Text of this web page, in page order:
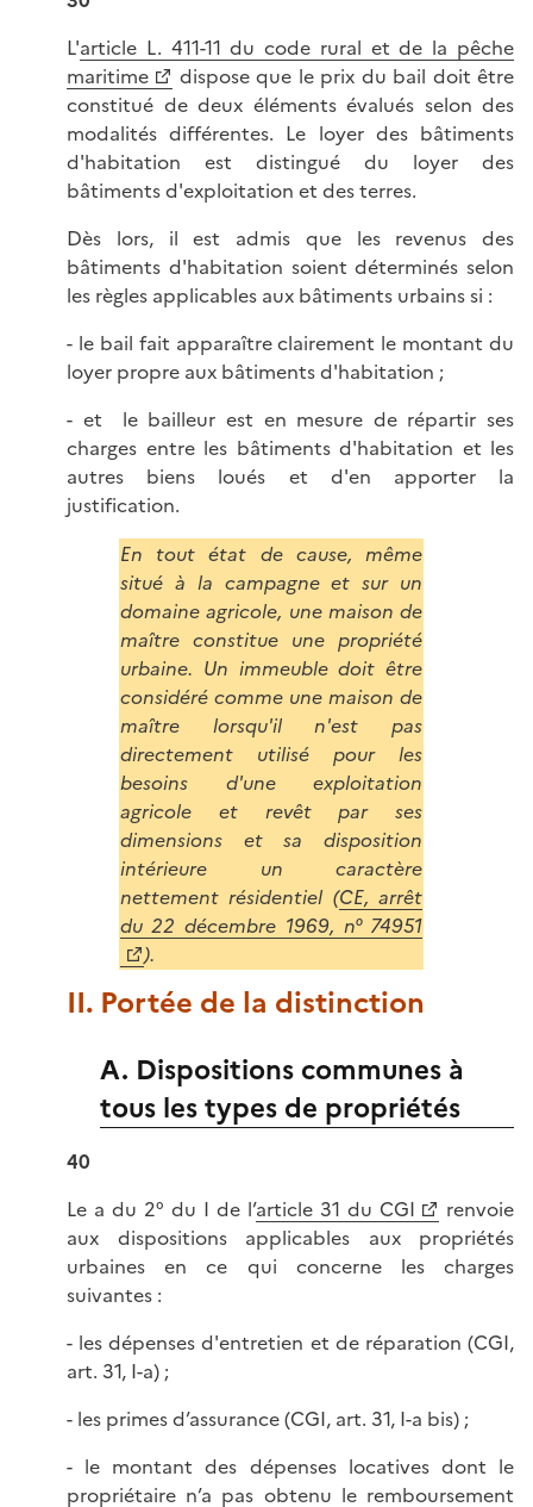
L'article L. 411-11 du code rural et de la pêche
maritime
dispose que le prix du bail doit être
constitué de deux éléments évalués selon des
modalités différentes. Le loyer des bâtiments
d'habitation est distingué du loyer des
bâtiments d'exploitation et des terres.
Dès lors, il est admis que les revenus des
bâtiments d'habitation soient déterminés selon
les règles applicables aux bâtiments urbains si :
- le bail fait apparaître clairement le montant du
loyer propre aux bâtiments d'habitation ;
- et le bailleur est en mesure de répartir ses
charges entre les bâtiments d'habitation et les
autres biens loués et d'en apporter la
justification.
En tout état de cause, même
situé à la campagne et sur un
domaine agricole, une maison de
maître constitue une propriété
urbaine. Un immeuble doit être
considéré comme une maison de
maître lorsqu'il n'est pas
directement utilisé pour les
besoins d'une exploitation
agricole et revêt par ses
dimensions et sa disposition
intérieure un caractère
nettement résidentiel (CE, arrêt
du 22 décembre 1969, n° 74951
).
II. Portée de la distinction
A. Dispositions communes à
tous les types de propriétés
40
Le a du 2° du I de l’article 31 du CGI
renvoie
aux dispositions applicables aux propriétés
urbaines en ce qui concerne les charges
suivantes :
- les dépenses d'entretien et de réparation (CGI,
art. 31, I-a) ;
- les primes d’assurance (CGI, art. 31, I-a bis) ;
- le montant des dépenses locatives dont le
propriétaire n’a pas obtenu le remboursement